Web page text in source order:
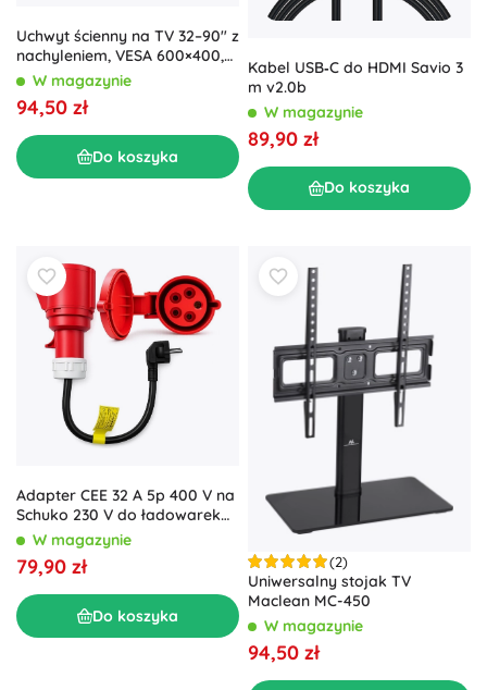
Uchwyt ścienny na TV 32–90" z
nachyleniem, VESA 600×400,
80 kg
W magazynie
94,50 zł
Do koszyka
Kabel USB‑C do HDMI Savio 3
m v2.0b
W magazynie
89,90 zł
Do koszyka
Adapter CEE 32 A 5p 400 V na
Schuko 230 V do ładowarek
EVW magazynie
79,90 zł
Do koszyka
(2)
Uniwersalny stojak TV
Maclean MC-450
W magazynie
94,50 zł